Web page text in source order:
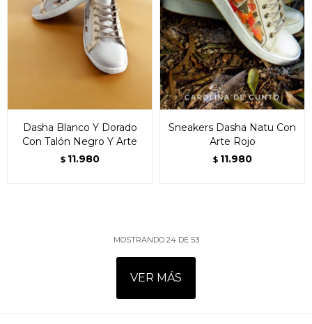
Dasha Blanco Y Dorado
Con Talón Negro Y Arte
$ 11.980
Sneakers Dasha Natu Con
Arte Rojo
$ 11.980
MOSTRANDO 24DE 53
VER MÁS